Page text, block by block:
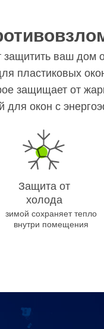
ваш дом
пластиковых
защищает от
для окон с
Защита от
холода
зимой сохраняет тепло
внутри помещения